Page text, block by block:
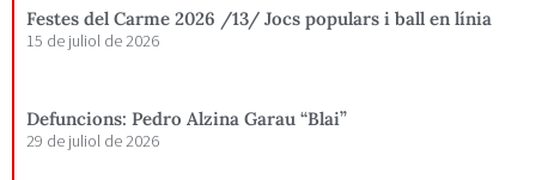
Festes del Carme 2026 /13/ Jocs populars i ball en línia
15 de juliol de 2026
Defuncions: Pedro Alzina Garau “Blai”
29 de juliol de 2026